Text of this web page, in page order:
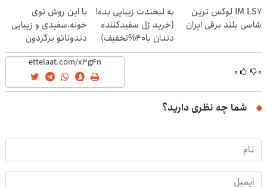
IM LS7 لوکس ترین
شاسی بلند برقی ایران
به لبخندت زیبایی بده!
(خرید ژل سفیدکننده
دندان با40%تخفیف)
با این روش توی
خونه،سفیدی و زیبایی
دندوناتو برگردون
(40%off)
۰ ۰
شما چه نظری دارید؟